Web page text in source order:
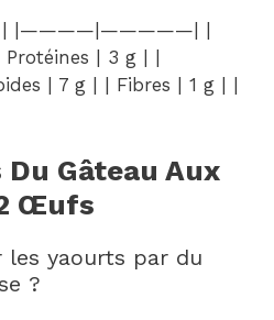
| |————|—————| |
| 3 g | |
| 7 g | | Fibres | 1 g | |
Du Gâteau Aux
Œufs
les yaourts par du
?